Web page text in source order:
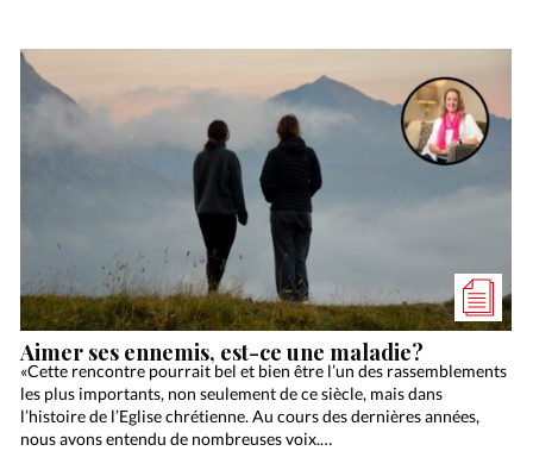
Aimer ses ennemis, est-ce une maladie?
«Cette rencontre pourrait bel et bien être l’un des rassemblements
les plus importants, non seulement de ce siècle, mais dans
l’histoire de l’Eglise chrétienne. Au cours des dernières années,
nous avons entendu de nombreuses voix.…